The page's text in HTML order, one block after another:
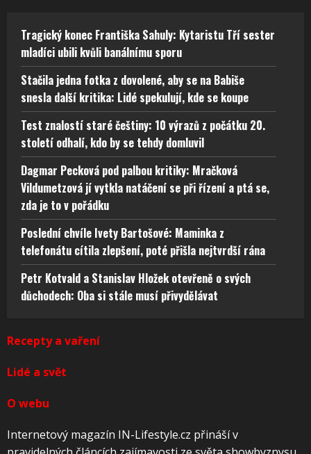
Tragický konec Františka Sahuly: Kytaristu Tří sester
mladíci ubili kvůli banálnímu sporu
Stačila jedna fotka z dovolené, aby se na Babiše
snesla další kritika: Lidé spekulují, kde se koupe
Test znalostí staré češtiny: 10 výrazů z počátku 20.
století odhalí, kdo by se tehdy domluvil
Dagmar Pecková pod palbou kritiky: Mračková
Vildumetzová jí vytkla natáčení se při řízení a ptá se,
zda je to v pořádku
Poslední chvíle Ivety Bartošové: Maminka z
telefonátu cítila zlepšení, poté přišla nejtvrdší rána
Petr Kotvald a Stanislav Hložek otevřeně o svých
důchodech: Oba si stále musí přivydělávat
Recepty a vaření
Lidé a svět
O webu
Internetový magazín IN-Lifestyle.cz přináší v